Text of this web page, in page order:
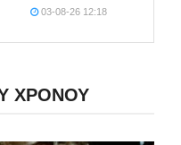
03-08-26 12:18
ΧΡΟΝΟΥ